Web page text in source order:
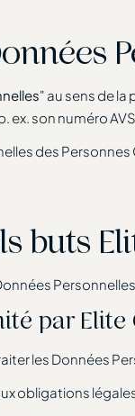
" au sens de
ex. son numéro
des
buts
par
les Données
obligations